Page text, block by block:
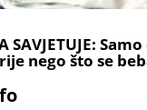
SAVJETUJE:
nego što se